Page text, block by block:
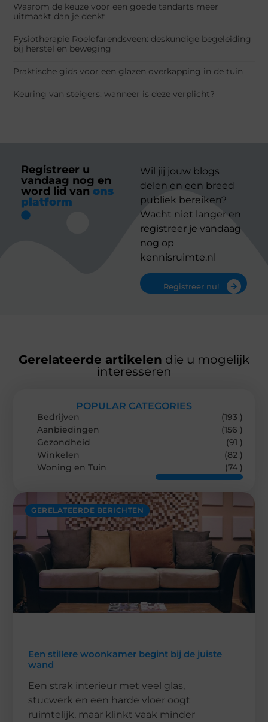
Waarom de keuze voor een goede tandarts meer
uitmaakt dan je denkt
Fysiotherapie Roelofarendsveen: deskundige begeleiding
bij herstel en beweging
Praktische gids voor een glazen overkapping in de tuin
Keuring van steigers: wanneer is deze verplicht?
Registreer u
vandaag nog en
word lid van ons
platform
Wil jij jouw blogs
delen en een breed
publiek bereiken?
Wacht niet langer en
registreer je vandaag
nog op
kennisruimte.nl
Registreer nu!
Gerelateerde artikelen die u mogelijk
interesseren
GERELATEERDE BERICHTEN
Een stillere woonkamer begint bij de juiste
wand
Een strak interieur met veel glas,
stucwerk en een harde vloer oogt
ruimtelijk, maar klinkt vaak minder
POPULAR CATEGORIES
Bedrijven
(193 )
Aanbiedingen
(156 )
Gezondheid
(91 )
Winkelen
(82 )
Woning en Tuin
(74 )